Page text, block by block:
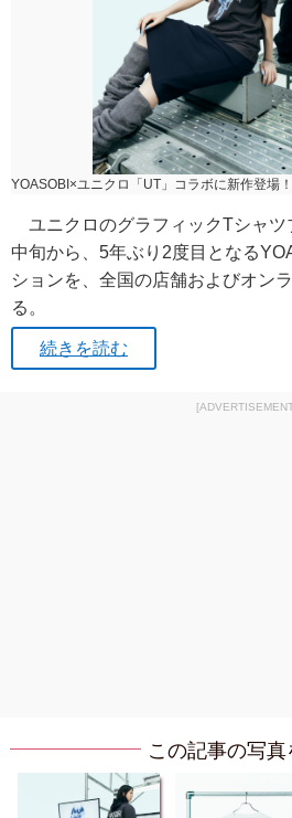
YOASOBI×ユニクロ「UT」コラボに新作登場！
ユニクロのグラフィックTシャツ
中旬から、5年ぶり2度目となる
ションを、全国の店舗およびオン
る。
続きを読む
この記事の写真